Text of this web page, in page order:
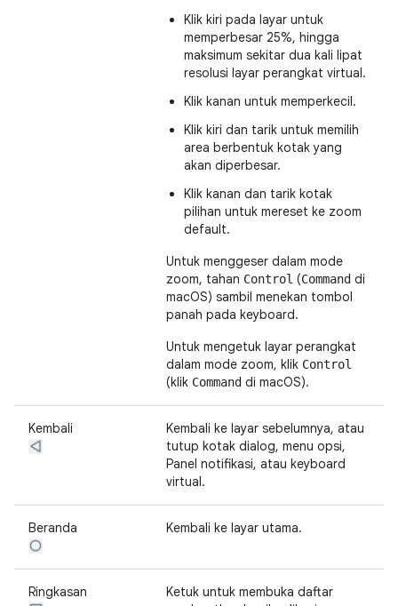
Klik kiri pada layar untuk
memperbesar 25%, hingga
maksimum sekitar dua kali lipat
resolusi layar perangkat virtual.
Klik kanan untuk memperkecil.
Klik kiri dan tarik untuk memilih
area berbentuk kotak yang
akan diperbesar.
Klik kanan dan tarik kotak
pilihan untuk mereset ke zoom
default.
Untuk menggeser dalam mode
zoom, tahan Control (Command di
macOS) sambil menekan tombol
panah pada keyboard.
Untuk mengetuk layar perangkat
dalam mode zoom, klik Control
(klik Command di macOS).
Kembali
Kembali ke layar sebelumnya, atau
tutup kotak dialog, menu opsi,
Panel notifikasi, atau keyboard
virtual.
Beranda Kembali ke layar utama.
Ringkasan
Ketuk untuk membuka daftar